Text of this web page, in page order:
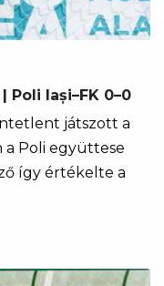
Poli Iași–FK 0–0
játszott a
a Poli együttese
így értékelte a